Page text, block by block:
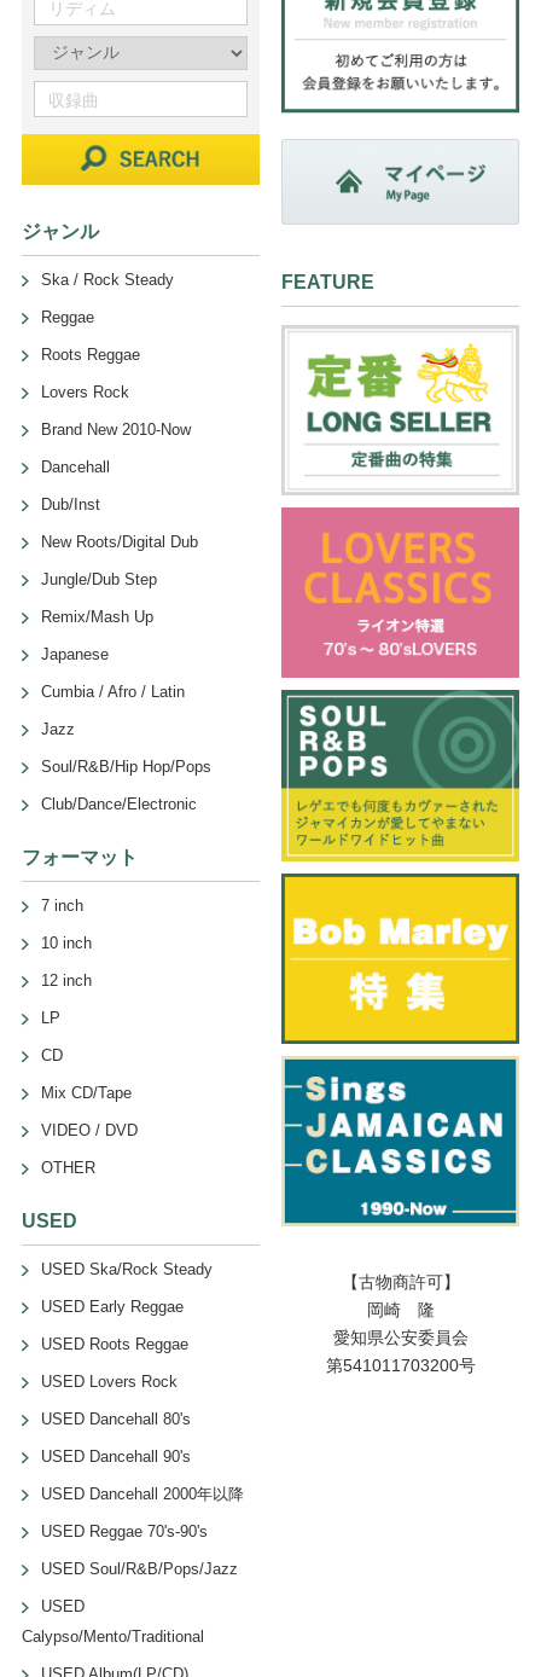
ジャンル
Ska / Rock Steady
Reggae
Roots Reggae
Lovers Rock
Brand New 2010-Now
Dancehall
Dub/Inst
New Roots/Digital Dub
Jungle/Dub Step
Remix/Mash Up
Japanese
Cumbia / Afro / Latin
Jazz
Soul/R&B/Hip Hop/Pops
Club/Dance/Electronic
フォーマット
7 inch
10 inch
12 inch
LP
CD
Mix CD/Tape
VIDEO / DVD
OTHER
USED
USED Ska/Rock Steady
USED Early Reggae
USED Roots Reggae
USED Lovers Rock
USED Dancehall 80's
USED Dancehall 90's
USED Dancehall 2000年以降
USED Reggae 70's-90's
USED Soul/R&B/Pops/Jazz
USED
Calypso/Mento/Traditional
FEATURE
【古物商許可】
岡崎 隆
愛知県公安委員会
第541011703200号